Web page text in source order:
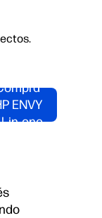
ENVY
in-one